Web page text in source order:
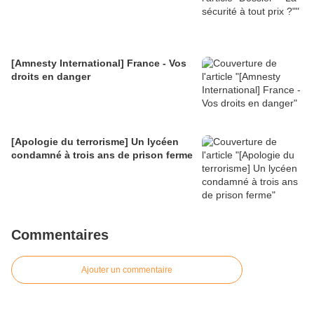
[Amnesty International] France - Vos
droits en danger
[Apologie du terrorisme] Un lycéen
condamné à trois ans de prison ferme
Commentaires
Ajouter un commentaire